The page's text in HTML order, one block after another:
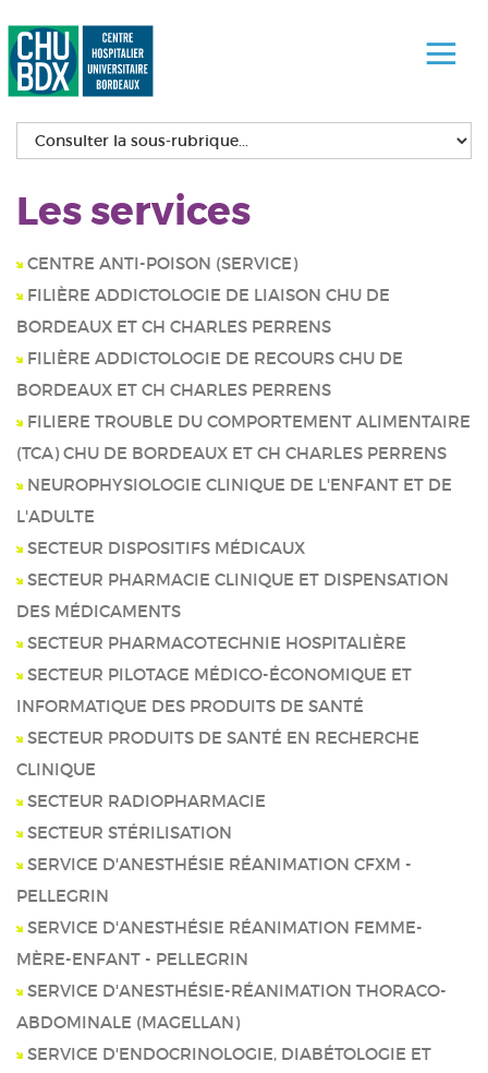
Les services
CENTRE ANTI-POISON (SERVICE)
FILIÈRE ADDICTOLOGIE DE LIAISON CHU DE
BORDEAUX ET CH CHARLES PERRENS
FILIÈRE ADDICTOLOGIE DE RECOURS CHU DE
BORDEAUX ET CH CHARLES PERRENS
FILIERE TROUBLE DU COMPORTEMENT ALIMENTAIRE
(TCA) CHU DE BORDEAUX ET CH CHARLES PERRENS
NEUROPHYSIOLOGIE CLINIQUE DE L'ENFANT ET DE
L'ADULTE
SECTEUR DISPOSITIFS MÉDICAUX
SECTEUR PHARMACIE CLINIQUE ET DISPENSATION
DES MÉDICAMENTS
SECTEUR PHARMACOTECHNIE HOSPITALIÈRE
SECTEUR PILOTAGE MÉDICO-ÉCONOMIQUE ET
INFORMATIQUE DES PRODUITS DE SANTÉ
SECTEUR PRODUITS DE SANTÉ EN RECHERCHE
CLINIQUE
SECTEUR RADIOPHARMACIE
SECTEUR STÉRILISATION
SERVICE D'ANESTHÉSIE RÉANIMATION CFXM -
PELLEGRIN
SERVICE D'ANESTHÉSIE RÉANIMATION FEMME-
MÈRE-ENFANT - PELLEGRIN
SERVICE D'ANESTHÉSIE-RÉANIMATION THORACO-
ABDOMINALE (MAGELLAN)
SERVICE D'ENDOCRINOLOGIE, DIABÉTOLOGIE ET